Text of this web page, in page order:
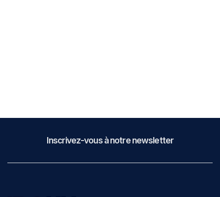
Inscrivez-vous à notre newsletter